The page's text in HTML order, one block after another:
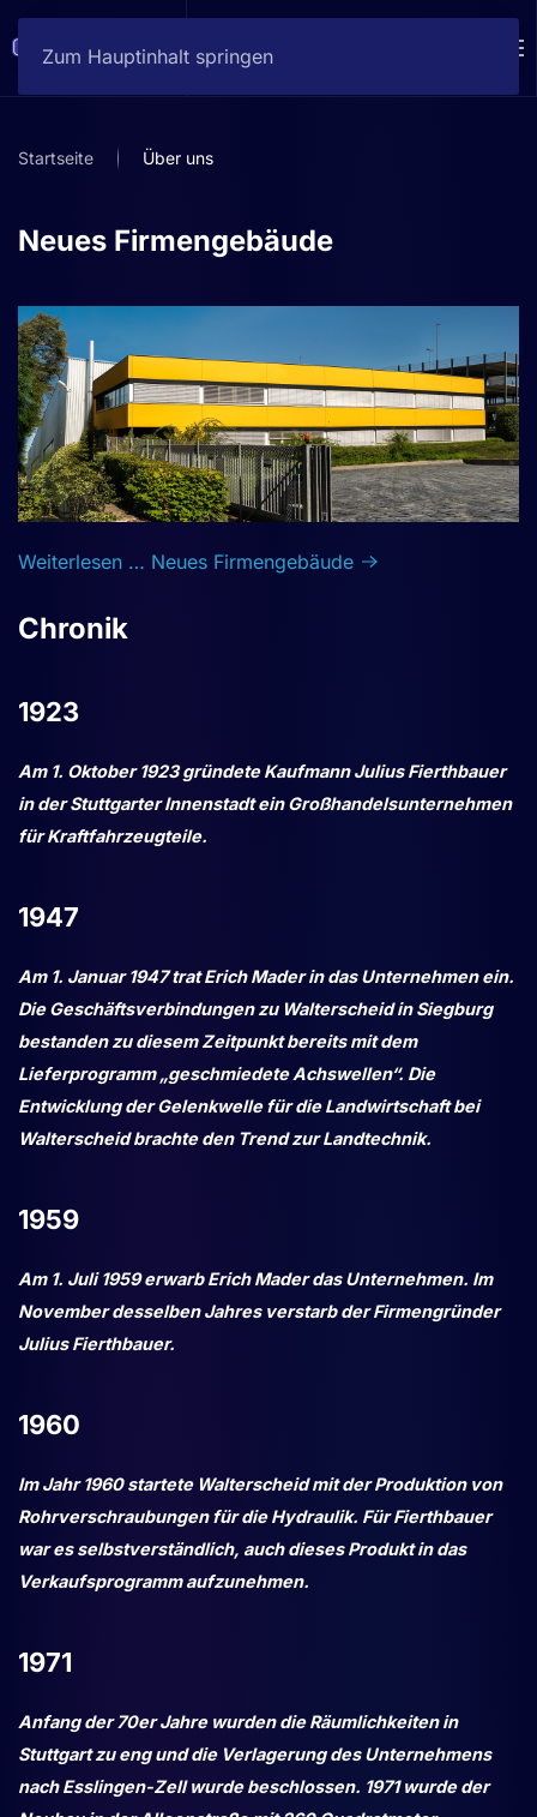
Zum Hauptinhalt springen
Startseite Über uns
Neues Firmengebäude
Weiterlesen … Neues Firmengebäude
Chronik
1923
Am 1. Oktober 1923 gründete Kaufmann Julius Fierthbauer
in der Stuttgarter Innenstadt ein Großhandelsunternehmen
für Kraftfahrzeugteile.
1947
Am 1. Januar 1947 trat Erich Mader in das Unternehmen ein.
Die Geschäftsverbindungen zu Walterscheid in Siegburg
bestanden zu diesem Zeitpunkt bereits mit dem
Lieferprogramm „geschmiedete Achswellen“. Die
Entwicklung der Gelenkwelle für die Landwirtschaft bei
Walterscheid brachte den Trend zur Landtechnik.
1959
Am 1. Juli 1959 erwarb Erich Mader das Unternehmen. Im
November desselben Jahres verstarb der Firmengründer
Julius Fierthbauer.
1960
Im Jahr 1960 startete Walterscheid mit der Produktion von
Rohrverschraubungen für die Hydraulik. Für Fierthbauer
war es selbstverständlich, auch dieses Produkt in das
Verkaufsprogramm aufzunehmen.
1971
Anfang der 70er Jahre wurden die Räumlichkeiten in
Stuttgart zu eng und die Verlagerung des Unternehmens
nach Esslingen-Zell wurde beschlossen. 1971 wurde der